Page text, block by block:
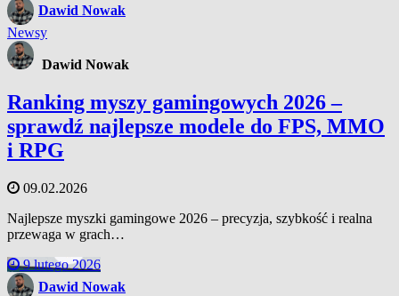
Dawid Nowak
Newsy
Dawid Nowak
Ranking myszy gamingowych 2026 –
sprawdź najlepsze modele do FPS, MMO
i RPG
09.02.2026
Najlepsze myszki gamingowe 2026 – precyzja, szybkość i realna
przewaga w grach…
9 lutego 2026
Dawid Nowak